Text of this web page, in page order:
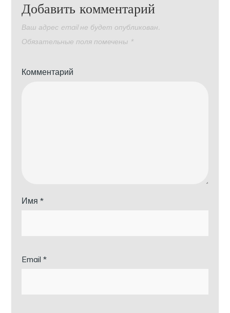
Добавить комментарий
Ваш адрес email не будет опубликован.
Обязательные поля помечены *
Комментарий
Имя*
Email*